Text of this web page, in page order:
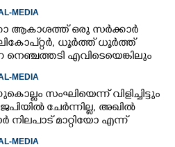
MEDIA
ആകാശത്ത് ഒരു സർക്കാർ
ധൂർത്ത് ധൂർത്ത്
നെഞ്ചത്തടി എവിടെയെങ്കിലും
MEDIA
സംഘിയെന്ന് വിളിച്ചിട്ടും
ചേർന്നില്ല, അഖിൽ
നിലപാട് മാറ്റിയോ എന്ന്
MEDIA